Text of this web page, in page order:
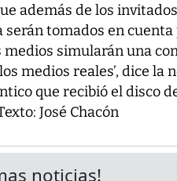
además de los
tomados en
medios simularán una
medios reales’, dice la
que recibió el disco
José Chacón